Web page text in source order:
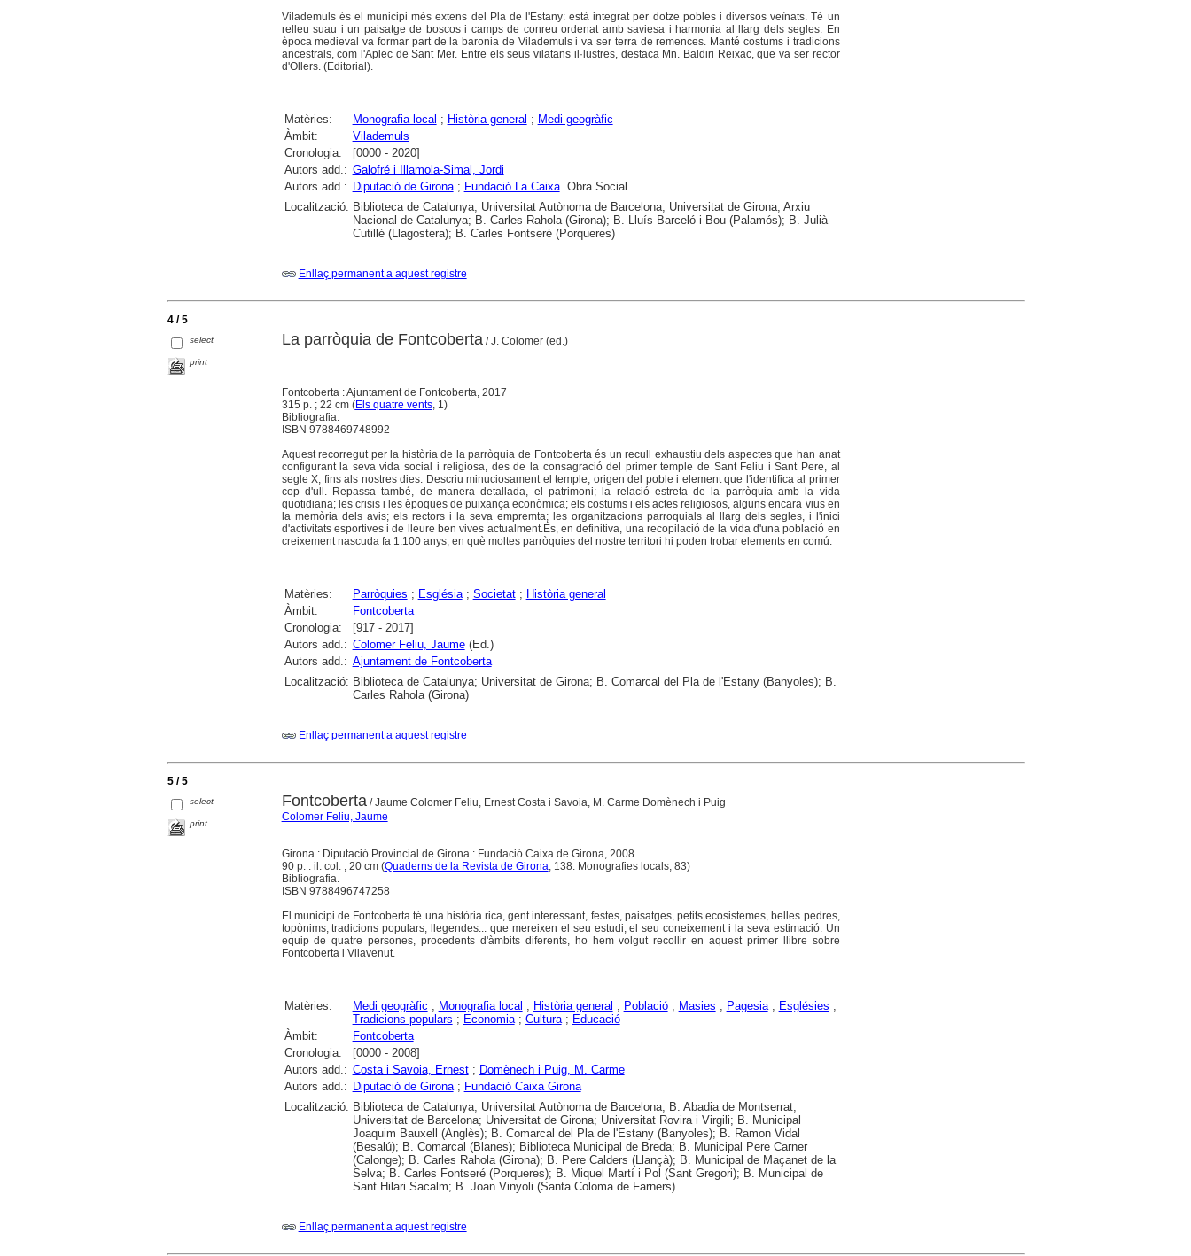
Vilademuls és el municipi més extens del Pla de l'Estany: està integrat per dotze pobles i diversos veïnats. Té un
relleu suau i un paisatge de boscos i camps de conreu ordenat amb saviesa i harmonia al llarg dels segles. En
època medieval va formar part de la baronia de Vilademuls i va ser terra de remences. Manté costums i tradicions
ancestrals, com l'Aplec de Sant Mer. Entre els seus vilatans il·lustres, destaca Mn. Baldiri Reixac, que va ser rector
d'Ollers. (Editorial).
Matèries: Monografia local ; Història general ; Medi geogràfic
Àmbit:
Vilademuls
Cronologia:
[0000 - 2020]
Autors add.: Galofré i Illamola-Simal, Jordi
Autors add.: Diputació de Girona; Fundació La Caixa. Obra Social
Localització: Biblioteca de Catalunya; Universitat Autònoma de Barcelona; Universitat de Girona; Arxiu
Nacional de Catalunya; B. Carles Rahola (Girona); B. Lluís Barceló i Bou (Palamós); B. Julià
Cutillé (Llagostera); B. Carles Fontseré (Porqueres)
Enllaç permanent a aquest registre
4 / 5
select
print
La parròquia de Fontcoberta/ J. Colomer (ed.)
Fontcoberta : Ajuntament de Fontcoberta, 2017
315 p. ; 22 cm (Els quatre vents, 1)
Bibliografia.
ISBN 9788469748992
Aquest recorregut per la història de la parròquia de Fontcoberta és un recull exhaustiu dels aspectes que han anat
configurant la seva vida social i religiosa, des de la consagració del primer temple de Sant Feliu i Sant Pere, al
segle X, fins als nostres dies. Descriu minuciosament el temple, origen del poble i element que l'identifica al primer
cop d'ull. Repassa també, de manera detallada, el patrimoni; la relació estreta de la parròquia amb la vida
quotidiana; les crisis i les èpoques de puixança econòmica; els costums i els actes religiosos, alguns encara vius en
la memòria dels avis; els rectors i la seva empremta; les organitzacions parroquials al llarg dels segles, i l'inici
d'activitats esportives i de lleure ben vives actualment.És, en definitiva, una recopilació de la vida d'una població en
creixement nascuda fa 1.100 anys, en què moltes parròquies del nostre territori hi poden trobar elements en comú.
Matèries: Parròquies ; Església; Societat; Història general
Àmbit:
Fontcoberta
Cronologia:
[917 - 2017]
Autors add.: Colomer Feliu, Jaume(Ed.)
Autors add.: Ajuntament de Fontcoberta
Localització: Biblioteca de Catalunya; Universitat de Girona; B. Comarcal del Pla de l'Estany (Banyoles); B.
Carles Rahola (Girona)
Enllaç permanent a aquest registre
5 / 5
select
print
Fontcoberta/ Jaume Colomer Feliu, Ernest Costa i Savoia, M. Carme Domènech i Puig
Colomer Feliu, Jaume
Girona : Diputació Provincial de Girona : Fundació Caixa de Girona, 2008
90 p. : il. col. ; 20 cm (Quaderns de la Revista de Girona, 138. Monografies locals, 83)
Bibliografia.
ISBN 9788496747258
El municipi de Fontcoberta té una història rica, gent interessant, festes, paisatges, petits ecosistemes, belles pedres,
topònims, tradicions populars, llegendes... que mereixen el seu estudi, el seu coneixement i la seva estimació. Un
equip de quatre persones, procedents d'àmbits diferents, ho hem volgut recollir en aquest primer llibre sobre
Fontcoberta i Vilavenut.
Matèries: Medi geogràfic ; Monografia local ; Història general ; Població; Masies ; Pagesia; Esglésies ;
Tradicions populars ; Economia; Cultura; Educació
Àmbit:
Fontcoberta
Cronologia:
[0000 - 2008]
Autors add.: Costa i Savoia, Ernest; Domènech i Puig, M. Carme
Autors add.: Diputació de Girona; Fundació Caixa Girona
Localització: Biblioteca de Catalunya; Universitat Autònoma de Barcelona; B. Abadia de Montserrat;
Universitat de Barcelona; Universitat de Girona; Universitat Rovira i Virgili; B. Municipal
Joaquim Bauxell (Anglès); B. Comarcal del Pla de l'Estany (Banyoles); B. Ramon Vidal
(Besalú); B. Comarcal (Blanes); Biblioteca Municipal de Breda; B. Municipal Pere Carner
(Calonge); B. Carles Rahola (Girona); B. Pere Calders (Llançà); B. Municipal de Maçanet de la
Selva; B. Carles Fontseré (Porqueres); B. Miquel Martí i Pol (Sant Gregori); B. Municipal de
Sant Hilari Sacalm; B. Joan Vinyoli (Santa Coloma de Farners)
Enllaç permanent a aquest registre